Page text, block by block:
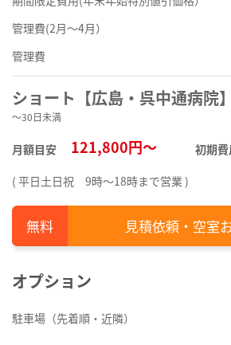
管理費(2月～4月）
管理費
ショート【広島・呉中通病院】
～30日未満
月額目安 121,800円～ 初期
( 平日土日祝 9時～18時まで営業 )
見積依頼・空室
オプション
駐車場（先着順・近隣）